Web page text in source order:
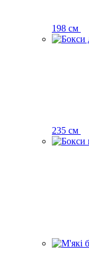
198 см
235 см